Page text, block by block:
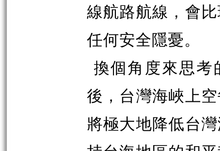
線航路航線，會
任何安全隱憂。
換個角度來思
後，台灣海峽上
將極大地降低台